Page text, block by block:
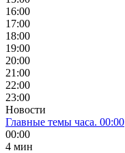
16:00
17:00
18:00
19:00
20:00
21:00
22:00
23:00
Новости
Главные темы часа. 00:00
00:00
4 мин